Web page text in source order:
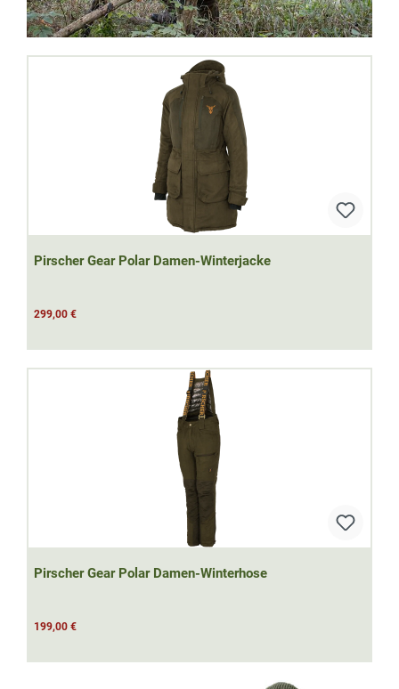
Pirscher Gear Polar Damen-Winterjacke
299,00 €
Pirscher Gear Polar Damen-Winterhose
199,00 €